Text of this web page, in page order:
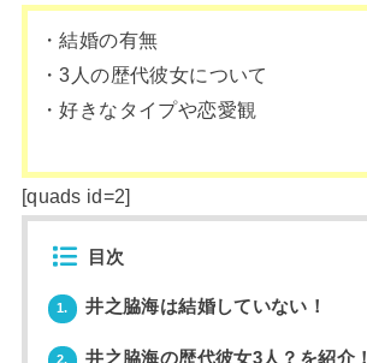
・結婚の有無
・3人の歴代彼女について
・好きなタイプや恋愛観
[quads id=2]
目次
1. 井之脇海は結婚していない！
2. 井之脇海の歴代彼女3人？を紹介！